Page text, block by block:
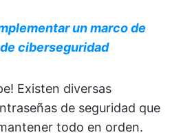
un marco de
ciberseguridad
Existen diversas
de seguridad que
todo en orden.